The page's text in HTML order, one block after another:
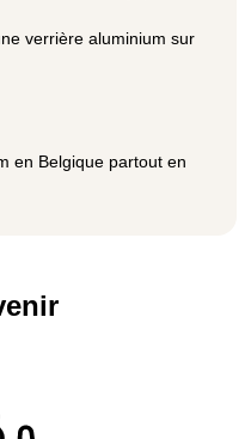
verrière aluminium sur
en Belgique partout en